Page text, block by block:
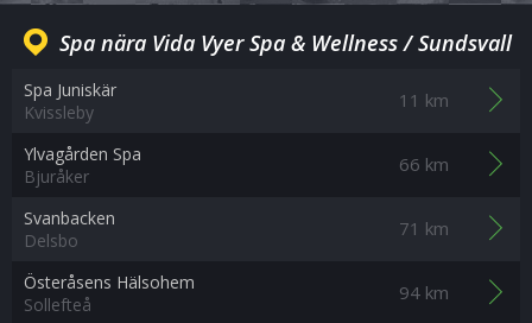
Spa nära Vida Vyer Spa & Wellness / Sundsvall
Spa Juniskär
Kvissleby
11 km
Ylvagården Spa
Bjuråker
66 km
Svanbacken
Delsbo
71 km
Österåsens Hälsohem
Sollefteå
94 km